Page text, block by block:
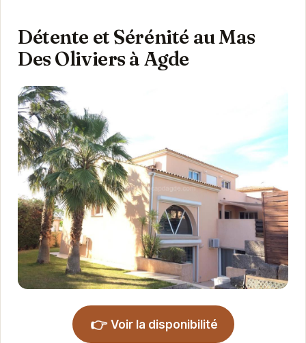
Détente et Sérénité au Mas
Des Oliviers à Agde
👉 Voir la disponibilité